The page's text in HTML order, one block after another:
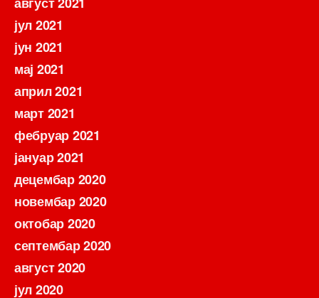
јул 2021
јун 2021
мај 2021
април 2021
март 2021
фебруар 2021
јануар 2021
децембар 2020
новембар 2020
октобар 2020
септембар 2020
август 2020
јул 2020